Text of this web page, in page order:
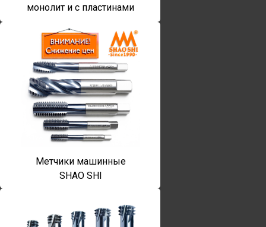
монолит и с пластинами
Метчики машинные
SHAO SHI